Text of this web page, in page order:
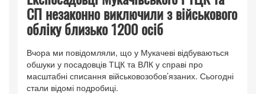
СП незаконно виключили з військового
обліку близько 1200 осіб
Вчора ми повідомляли, що у Мукачеві відбуваються
обшуки у посадовців ТЦК та ВЛК у справі про
масштабні списання військовозобов’язаних. Сьогодні
стали відомі подробиці.